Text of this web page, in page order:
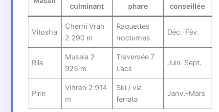
culminant
phare
conseillée
Vitosha
Cherni Vrah
2 290 m
Raquettes
nocturnes
Déc.–Fév.
Rila
Musala 2
925 m
Traversée 7
Lacs
Juin–Sept.
Pirin
Vihren 2 914
m
Ski / via
ferrata
Janv.–Mars